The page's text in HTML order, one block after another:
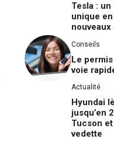
Tesla :
unique
Conseils
Le
voie
Actualité
Hyundai
jusqu’en
Tucson
vedette